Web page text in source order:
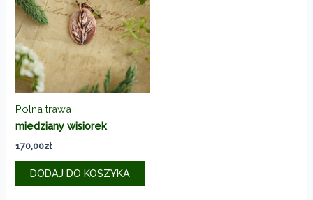
wybrać
na
stronie
produktu
Polna trawa
miedziany wisiorek
170,00zł
DODAJ DO KOSZYKA